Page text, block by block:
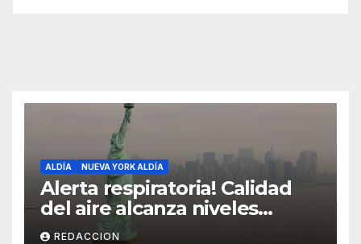
ALDÍA NUEVA YORK ALDÍA
Alerta respiratoria! Calidad
del aire alcanza niveles
peligrosos en NYC
REDACCION